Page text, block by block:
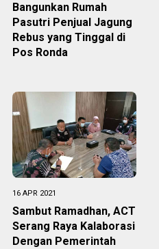
Bangunkan Rumah
Pasutri Penjual Jagung
Rebus yang Tinggal di
Pos Ronda
16 APR 2021
Sambut Ramadhan, ACT
Serang Raya Kalaborasi
Dengan Pemerintah